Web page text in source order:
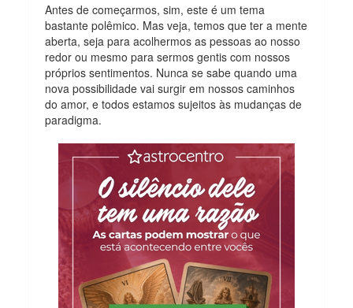
Antes de começarmos, sim, este é um tema
bastante polêmico. Mas veja, temos que ter a mente
aberta, seja para acolhermos as pessoas ao nosso
redor ou mesmo para sermos gentis com nossos
próprios sentimentos. Nunca se sabe quando uma
nova possibilidade vai surgir em nossos caminhos
do amor, e todos estamos sujeitos às mudanças de
paradigma.